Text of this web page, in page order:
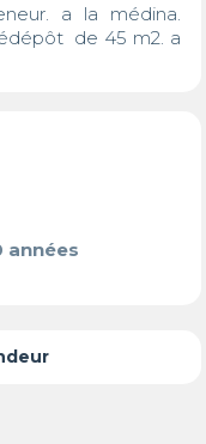
a la médina.
de 45 m2. a